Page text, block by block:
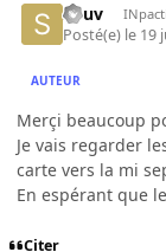
Souv
Posté(e) le 19
AUTEUR
Merçi beaucoup
Je vais regarder
carte vers la mi
En espérant que
Citer